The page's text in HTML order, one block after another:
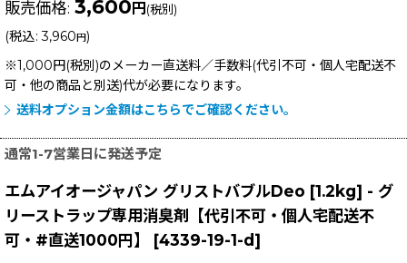
販売価格: 3,600円(税別)
(税込: 3,960円)
※1,000円(税別)のメーカー直送料／手数料(代引不可・個人宅配送不
可・他の商品と別送)代が必要になります。
送料オプション金額はこちらでご確認ください。
通常1-7営業日に発送予定
エムアイオージャパン グリストバブルDeo [1.2kg] - グ
リーストラップ専用消臭剤【代引不可・個人宅配送不
可・#直送1000円】
[4339-19-1-d]